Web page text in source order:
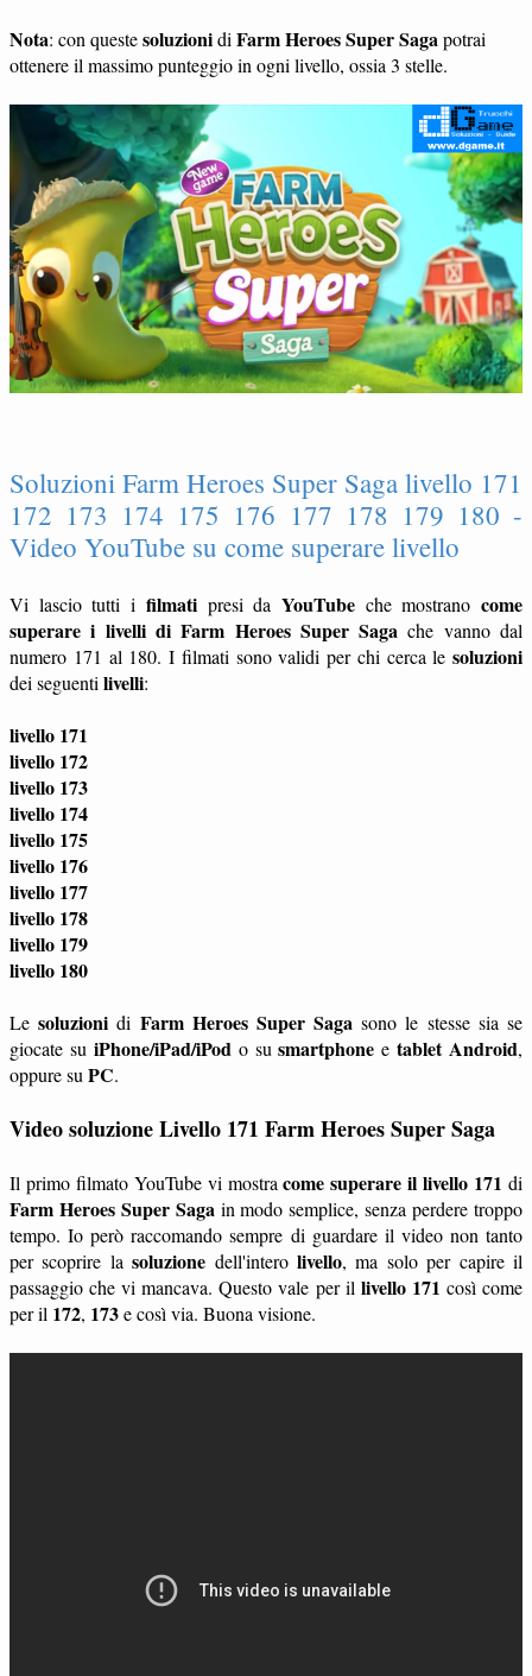
Nota: con questesoluzionidi Farm Heroes Super Sagapotrai
ottenere il massimo punteggio in ogni livello, ossia 3 stelle.
Soluzioni Farm Heroes Super Saga livello 171
172 173 174 175 176 177 178 179 180 -
Video YouTube su come superare livello
Vi lascio tutti i filmatipresi da YouTubeche mostranocome
superare i livelli di Farm Heroes Super Saga che vanno dal
numero 171 al 180. I filmati sono validi per chi cerca le soluzioni
dei seguenti livelli:
livello 171
livello 172
livello 173
livello 174
livello 175
livello 176
livello 177
livello 178
livello 179
livello 180
Lesoluzioni di Farm Heroes Super Saga sono le stesse sia se
giocate su iPhone/iPad/iPod o susmartphone etablet Android,
oppure su PC.
Video soluzione Livello 171 Farm Heroes Super Saga
Il primo filmato YouTube vi mostracome superare il livello 171 di
Farm Heroes Super Saga in modo semplice, senza perdere troppo
tempo. Io però raccomando sempre di guardare il video non tanto
per scoprire lasoluzione dell'interolivello, ma solo per capire il
passaggio che vi mancava. Questo vale per il livello 171 così come
per il 172, 173e così via. Buona visione.